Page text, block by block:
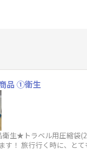
品 ①衛生
衛生★トラベル用圧縮袋
す！ 旅行行く時に、と